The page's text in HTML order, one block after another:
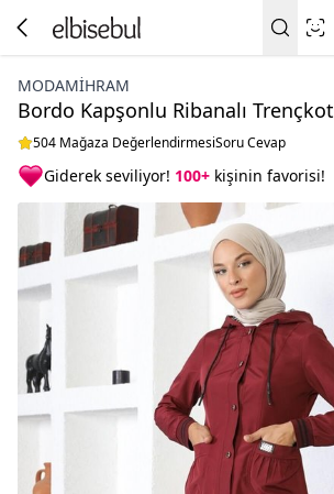
MODAMIHRAM
Bordo Kapşonlu Ribanalı Trençkot
504 Mağaza DeğerlendirmesiSoru Cevap
Giderek seviliyor! 100+ kişinin favorisi!